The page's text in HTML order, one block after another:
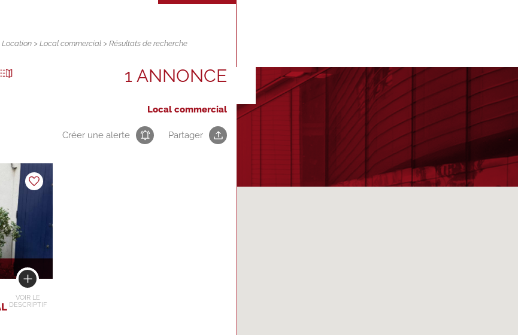
Location >Local commercial > Résultats de recherche
1 ANNONCE
Local commercial
Créer une alerte Partager
VOIR LE
DESCRIPTIF